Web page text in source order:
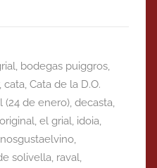
, bodegas puiggros,
, cata, Cata de la D.O.
(24 de enero), decasta,
, el grial, idoia,
nosgustaelvino,
solivella, raval,